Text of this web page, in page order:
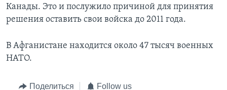
Канады. Это и послужило причиной для принятия
решения оставить свои войска до 2011 года.
В Афганистане находится около 47 тысяч военных
НАТО.
Поделиться Follow us